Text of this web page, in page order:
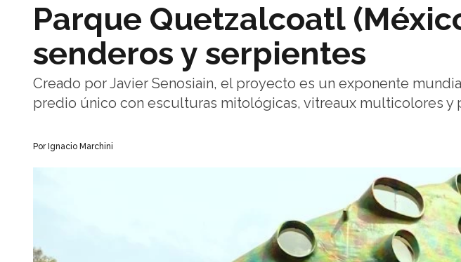
Parque Quetzalcoatl
senderos y serpientes
Creado por Javier Senosiain, el proyecto es un exponente
predio único con esculturas mitológicas, vitreaux multicolores y
Por Ignacio Marchini